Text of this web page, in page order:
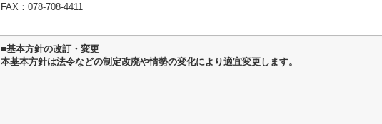
FAX：078-708-4411
■基本方針の改訂・変更
本基本方針は法令などの制定改廃や情勢の変化により適宜変更します。